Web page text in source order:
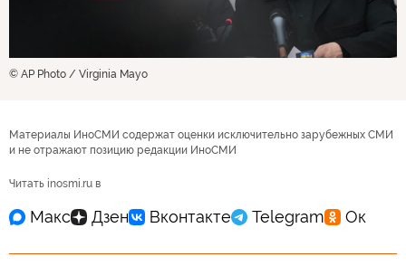
© AP Photo / Virginia Mayo
Материалы ИноСМИ содержат оценки исключительно зарубежных СМИ
и не отражают позицию редакции ИноСМИ
Читать inosmi.ru в